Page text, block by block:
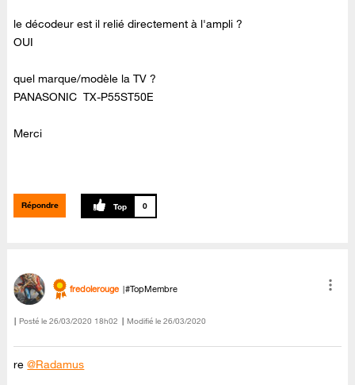
le décodeur est il relié directement à l'ampli ?
OUI
quel marque/modèle la TV ?
PANASONIC TX-P55ST50E
Merci
Répondre 0
fredolerouge #TopMembre
Posté le ‎26/03/2020 18h02 Modifié le 26/03/2020
re@Radamus